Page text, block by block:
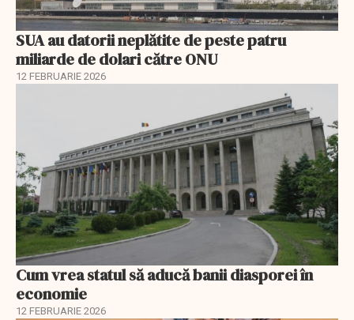
SUA au datorii neplătite de peste patru
miliarde de dolari către ONU
12 FEBRUARIE 2026
Cum vrea statul să aducă banii diasporei în
economie
12 FEBRUARIE 2026